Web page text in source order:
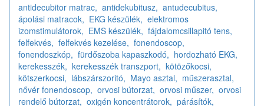
antidecubitor matrac, antidekubitusz, antudecubitus,
ápolási matracok, EKG készülék, elektromos
izomstimulátorok, EMS készülék, fájdalomcsillapitó tens,
felfekvés, felfekvés kezelése, fonendoscop,
fonendoszkóp, fürdőszoba kapaszkodó, hordozható EKG,
kerekesszék, kerekesszék transzport, kötözőkocsi,
kötszerkocsi, lábszárszoritó, Mayo asztal, műszerasztal,
nővér fonendoscop, orvosi bútorzat, orvosi műszer, orvosi
rendelő bútorzat, oxigén koncentrátorok, párásítók,